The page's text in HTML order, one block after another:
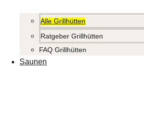
Alle Grillhütten
Ratgeber Grillhütten
FAQ Grillhütten
Saunen